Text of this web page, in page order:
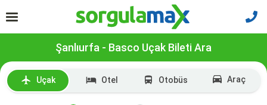
Şanlıurfa - Basco Uçak Bileti Ara
Uçak Otel Otobüs Araç